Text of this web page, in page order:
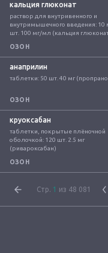
кальция глюконат
раствор для внутривенного и
внутримышечного введения: 10
шт. 100 мг/мл (кальция
ОЗОН
анаприлин
таблетки: 50 шт. 40 мг
ОЗОН
круоксабан
таблетки, покрытые плёночной
оболочкой: 120 шт. 2.5 мг
(ривароксабан)
ОЗОН
Стр. 1 из 48 081